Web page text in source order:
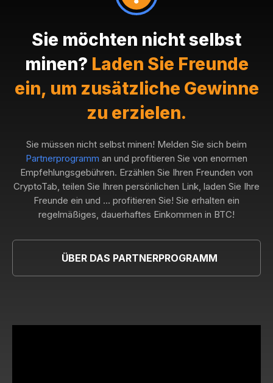
Sie möchten nicht selbst
minen? Laden Sie Freunde
ein, um zusätzliche Gewinne
zu erzielen.
Sie müssen nicht selbst minen! Melden Sie sich beim
Partnerprogramm an und profitieren Sie von enormen
Empfehlungsgebühren. Erzählen Sie Ihren Freunden von
CryptoTab, teilen Sie Ihren persönlichen Link, laden Sie Ihre
Freunde ein und ... profitieren Sie! Sie erhalten ein
regelmäßiges, dauerhaftes Einkommen in BTC!
ÜBER DAS PARTNERPROGRAMM